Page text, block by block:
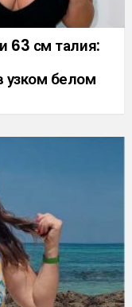
63 см талия:
белом